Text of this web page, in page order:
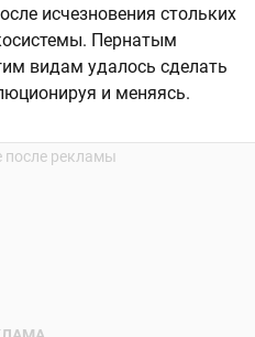
исчезновения стольких
Пернатым
видам удалось сделать
и меняясь.